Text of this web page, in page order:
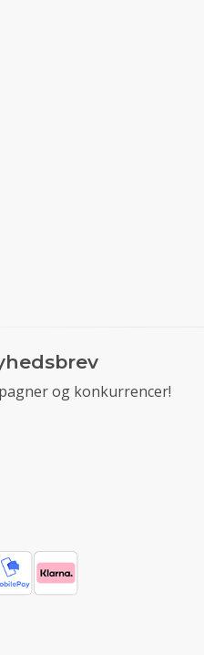
og konkurrencer!